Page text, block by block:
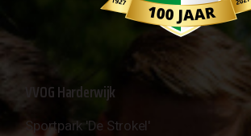
VVOG Harderwijk
Sportpark 'De Strokel'